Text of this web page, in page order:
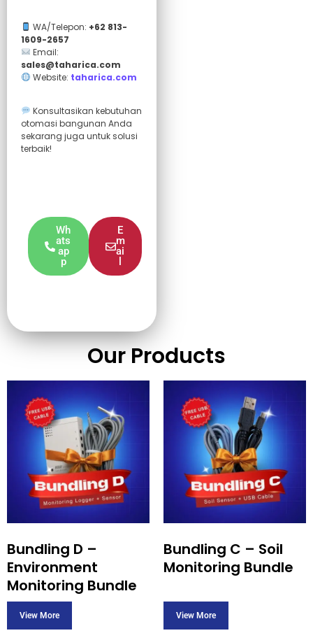
WA/Telepon: +62 813-
1609-2657
Email:
sales@taharica.com
Website: taharica.com
Konsultasikan kebutuhan
otomasi bangunan Anda
sekarang juga untuk solusi
terbaik!
Wh
ats
ap
p
E
m
ai
Our Products
Bundling D –
Environment
Monitoring Bundle
Bundling C – Soil
Monitoring Bundle